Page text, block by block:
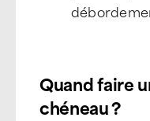
Quand faire
chéneau ?